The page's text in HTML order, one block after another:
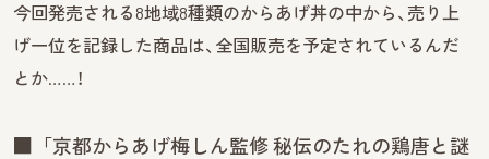
今回発売される8地域8種類のからあげ丼の中から、売り上
げ一位を記録した商品は、全国販売を予定されているんだ
とか……！
■「京都からあげ梅しん監修 秘伝のたれの鶏唐と謎